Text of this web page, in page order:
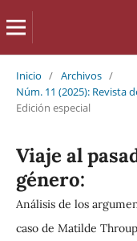
Inicio / Archivos /
Núm. 11 (2025): Revista
Edición especial
Viaje al
género:
Análisis de los
caso de Matilde